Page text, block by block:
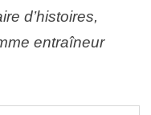
d’histoires,
entraîneur